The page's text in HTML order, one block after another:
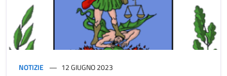
NOTIZIE 12 GIUGNO 2023